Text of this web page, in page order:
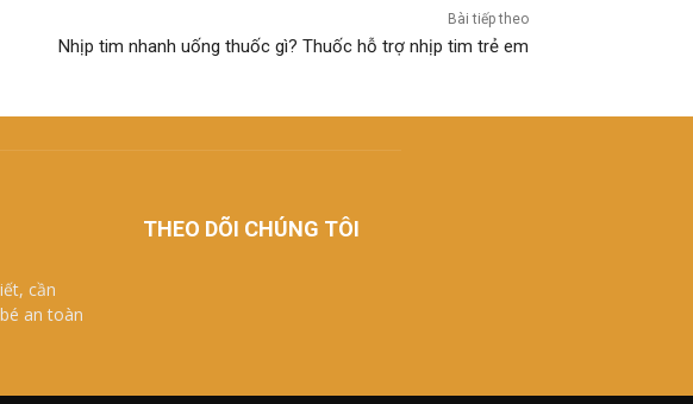
Bài tiếp theo
Nhịp tim nhanh uống thuốc gì? Thuốc hỗ trợ nhịp tim trẻ em
cần
an toàn
THEO DÕI CHÚNG TÔI